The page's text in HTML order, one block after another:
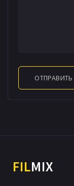
ОТПРАВИТЬ
FILMIX